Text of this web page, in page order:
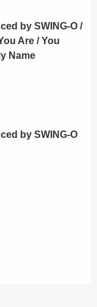
by SWING-O /
Are / You
Name
by SWING-O